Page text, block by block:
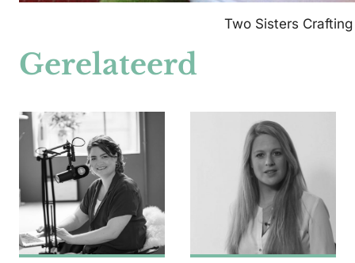
Two Sisters Crafting
Gerelateerd